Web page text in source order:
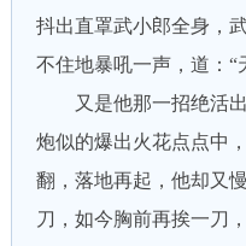
抖出直罩武小郎全身，
不住地暴吼一声，道：“
又是他那一招绝活出
炮似的爆出火花点点中
翻，落地再起，他却又
刀，如今胸前再挨一刀